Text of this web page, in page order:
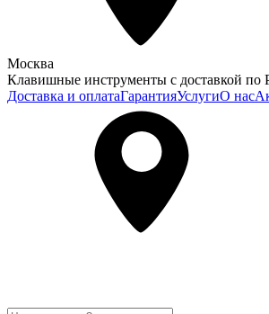
Москва
Клавишные инструменты с доставкой
Доставка и оплатаГарантияУслугиО нас